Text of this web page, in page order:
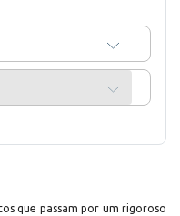
que passam por um rigoroso